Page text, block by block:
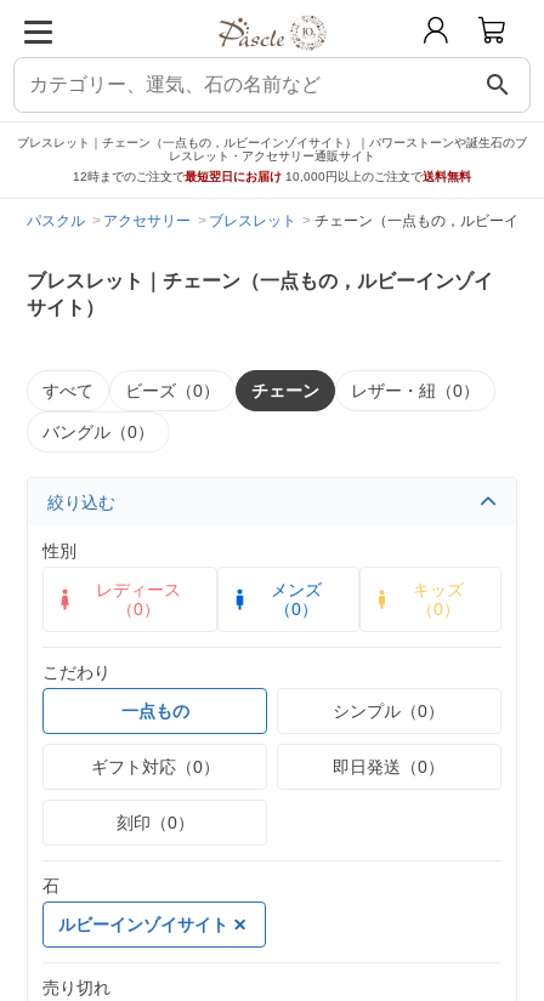
search
ブレスレット｜チェーン（一点もの，ルビーインゾイサイト）｜パワーストーンや誕生石のブ
レスレット・アクセサリー通販サイト
12時までのご注文で最短翌日にお届け 10,000円以上のご注文で送料無料
パスクル アクセサリー ブレスレット チェーン（一点もの，ルビーイン
ブレスレット｜チェーン（一点もの，ルビーインゾイ
サイト）
すべて ビーズ（0） チェーン レザー・紐（0）
バングル（0）
絞り込む
性別
レディース
（0）
メンズ
（0）
キッズ
（0）
こだわり
一点もの
シンプル（0）
ギフト対応（0） 即日発送（0）
刻印（0）
石
ルビーインゾイサイト
売り切れ